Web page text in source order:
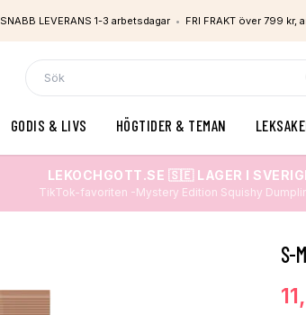
SNABB LEVERANS 1-3 arbetsdagar • FRI FRAKT över 799 kr,
GODIS & LIVS HÖGTIDER & TEMAN
LEKOCHGOTT.SE 🇸🇪 LAGER I
TikTok-favoriten -Mystery Edition Squishy
S-